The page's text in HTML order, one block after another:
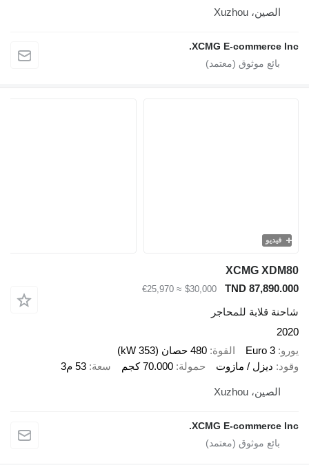
XCMG E-
XCMG
TND
$30,000
≈ €25,970
للمحاجر
Euro 3 القوة
480 حصان (353 kW)
ديزل / مازوت
حمولة 70.000 كجم سعة 53 م3
XCMG E-